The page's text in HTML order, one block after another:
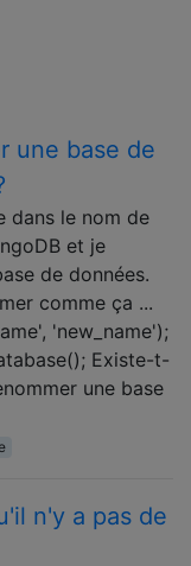
une base de
dans le nom de
et je
de données.
comme ça ...
'new_name');
Existe-t-
une base
n'y a pas de